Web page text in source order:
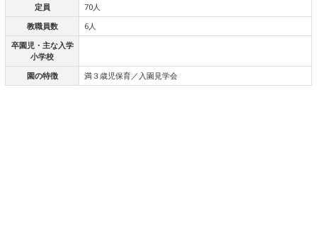
定員
70人
教職員数
6人
卒園児・主な入学
小学校
園の特徴
満３歳児保育／入園見学会